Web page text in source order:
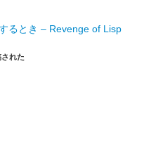
るとき – Revenge of Lisp
れた